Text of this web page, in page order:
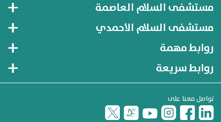
مستشفى السلام العاصمة
مستشفى السلام الأحمدي
روابط مهمة
روابط سريعة
تواصل معنا على